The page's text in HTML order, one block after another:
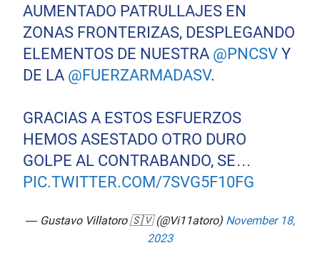
AUMENTADO PATRULLAJES EN
ZONAS FRONTERIZAS, DESPLEGANDO
ELEMENTOS DE NUESTRA @PNCSV Y
DE LA @FUERZARMADASV.
GRACIAS A ESTOS ESFUERZOS
HEMOS ASESTADO OTRO DURO
GOLPE AL CONTRABANDO, SE…
PIC.TWITTER.COM/7SVG5F10FG
— Gustavo Villatoro 🇸🇻 (@Vi11atoro) November 18,
2023